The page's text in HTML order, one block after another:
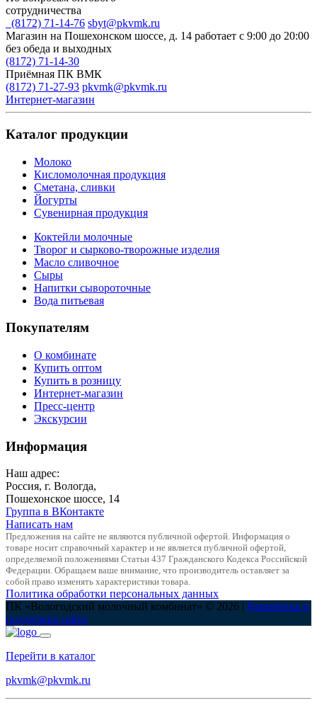
сотрудничества
(8172) 71-14-76 sbyt@pkvmk.ru
Магазин на Пошехонском шоссе, д. 14 работает с 9:00 до 20:00
без обеда и выходных
(8172) 71-14-30
Приёмная ПК ВМК
(8172) 71-27-93 pkvmk@pkvmk.ru
Интернет-магазин
Каталог продукции
Молоко
Кисломолочная продукция
Сметана, сливки
Йогурты
Сувенирная продукция
Коктейли молочные
Творог и сырково-творожные изделия
Масло сливочное
Сыры
Напитки сывороточные
Вода питьевая
Покупателям
О комбинате
Купить оптом
Купить в розницу
Интернет-магазин
Пресс-центр
Экскурсии
Информация
Наш адрес:
Россия, г. Вологда,
Пошехонское шоссе, 14
Группа в ВКонтакте
Написать нам
Предложения на сайте не являются публичной офертой. Информация о
товаре носит справочный характер и не является публичной офертой,
определяемой положениями Статьи 437 Гражданского Кодекса Российской
Федерации. Обращаем ваше внимание, что производитель оставляет за
собой право изменять характеристики товара.
Политика обработки персональных данных
ПК «Вологодский молочный комбинат» © 2026 | Разработка и
поддержка сайта
Перейти в каталог
pkvmk@pkvmk.ru